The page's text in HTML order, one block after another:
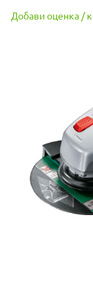
Добави оценка /